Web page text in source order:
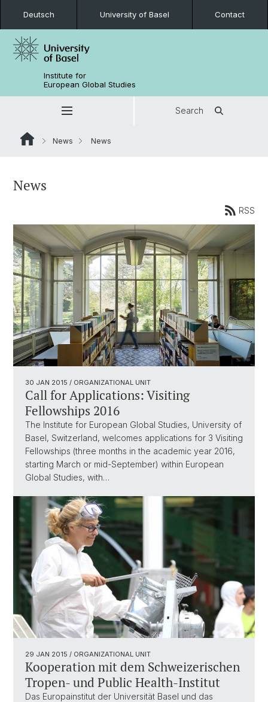
Deutsch University of Basel Contact
Institute for
European Global Studies
Search
News News
News
RSS
30 JAN 2015 / ORGANIZATIONAL UNIT
Call for Applications: Visiting
Fellowships 2016
The Institute for European Global Studies, University of
Basel, Switzerland, welcomes applications for 3 Visiting
Fellowships (three months in the academic year 2016,
starting March or mid-September) within European
Global Studies, with…
29 JAN 2015 / ORGANIZATIONAL UNIT
Kooperation mit dem Schweizerischen
Tropen- und Public Health-Institut
Das Europainstitut der Universität Basel und das